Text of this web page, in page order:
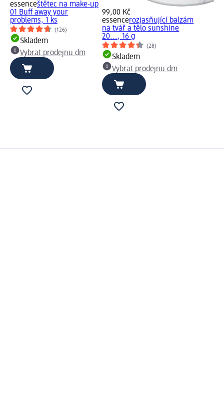
essenceštětec na make-up
01 Buff away your
problems, 1 ks
(126)
Skladem
Vybrat prodejnu dm
99,00 Kč
essencerozjasňující balzám
na tvář a tělo sunshine
20..., 16 g
(28)
Skladem
Vybrat prodejnu dm